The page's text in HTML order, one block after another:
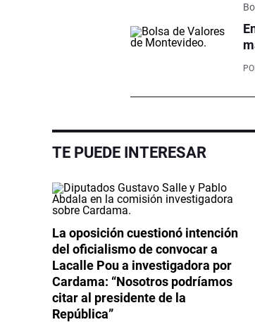
TE PUEDE INTERESAR
La oposición cuestionó intención
del oficialismo de convocar a
Lacalle Pou a investigadora por
Cardama: “Nosotros podríamos
citar al presidente de la
República”